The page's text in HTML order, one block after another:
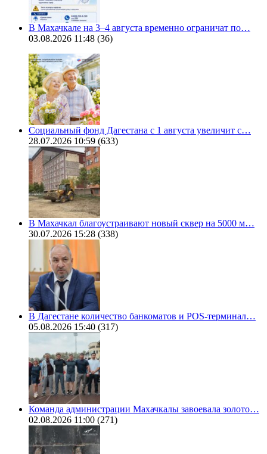
В Махачкале на 3–4 августа временно ограничат по…
03.08.2026 11:48 (36)
Социальный фонд Дагестана с 1 августа увеличит с…
28.07.2026 10:59 (633)
В Махачкал благоустраивают новый сквер на 5000 м…
30.07.2026 15:28 (338)
В Дагестане количество банкоматов и POS-терминал…
05.08.2026 15:40 (317)
Команда администрации Махачкалы завоевала золото…
02.08.2026 11:00 (271)